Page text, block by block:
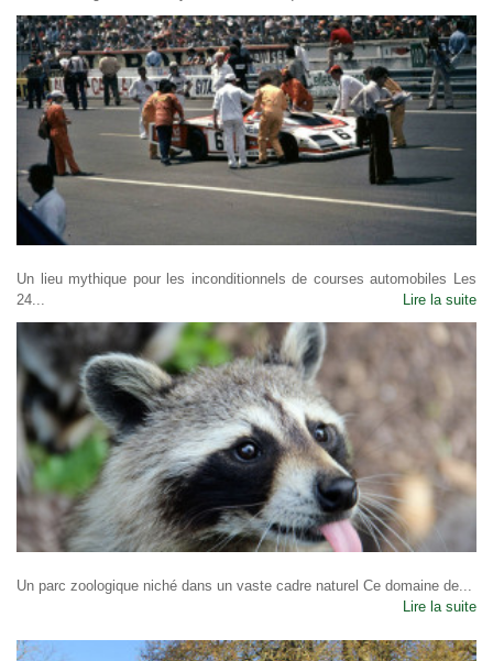
Un lieu mythique pour les inconditionnels de courses automobiles Les
24...
Lire la suite
Un parc zoologique niché dans un vaste cadre naturel Ce domaine de...
Lire la suite